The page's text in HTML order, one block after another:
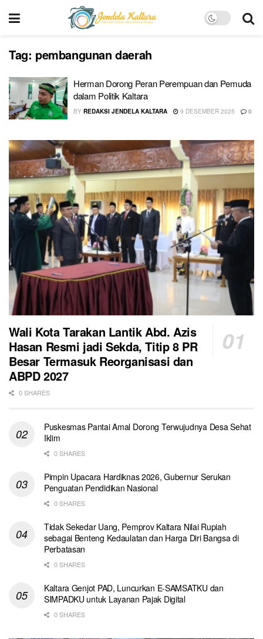
Tag: pembangunan daerah
Herman Dorong Peran Perempuan dan Pemuda
dalam Politik Kaltara
BY REDAKSI JENDELA KALTARA 9 DESEMBER 2025 0
Wali Kota Tarakan Lantik Abd. Azis
Hasan Resmi jadi Sekda, Titip 8 PR
Besar Termasuk Reorganisasi dan
ABPD 2027
0 SHARES
Puskesmas Pantai Amal Dorong Terwujudnya Desa Sehat
Iklim
0 SHARES
Pimpin Upacara Hardiknas 2026, Gubernur Serukan
Penguatan Pendidikan Nasional
0 SHARES
Tidak Sekedar Uang, Pemprov Kaltara Nilai Rupiah
sebagai Benteng Kedaulatan dan Harga Diri Bangsa di
Perbatasan
0 SHARES
Kaltara Genjot PAD, Luncurkan E-SAMSATKU dan
SIMPADKU untuk Layanan Pajak Digital
0 SHARES